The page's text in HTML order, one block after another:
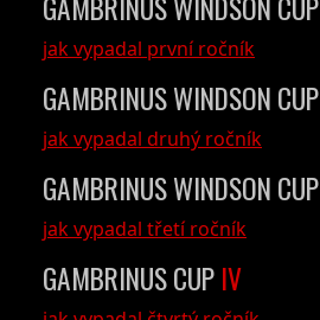
jak vypadal první ročník
GAMBRINUS WINDSON CUP
jak vypadal druhý ročník
GAMBRINUS WINDSON CUP
jak vypadal třetí ročník
GAMBRINUS CUP IV